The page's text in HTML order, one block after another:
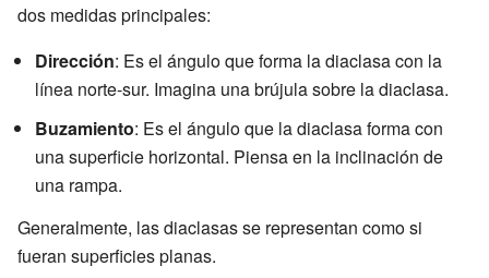
dos medidas principales:
Dirección: Es el ángulo que forma la diaclasa con la
línea norte-sur. Imagina una brújula sobre la diaclasa.
Buzamiento: Es el ángulo que la diaclasa forma con
una superficie horizontal. Piensa en la inclinación de
una rampa.
Generalmente, las diaclasas se representan como si
fueran superficies planas.